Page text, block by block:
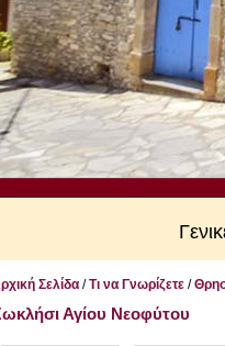
Σελίδα/Τι να Γνωρίζετε/
Αγίου Νεοφύτου